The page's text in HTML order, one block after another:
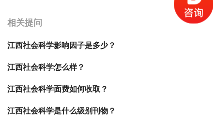
相关提问
江西社会科学影响因子是多少？
江西社会科学怎么样？
江西社会科学面费如何收取？
江西社会科学是什么级别刊物？